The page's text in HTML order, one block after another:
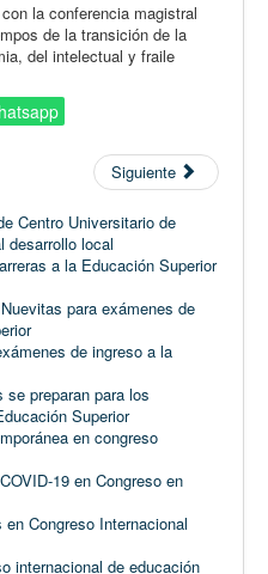
la conferencia magistral
de la transición de la
del intelectual y fraile
Siguiente
Centro Universitario de
desarrollo local
a la Educación Superior
para exámenes de
de ingreso a la
preparan para los
Superior
en congreso
19 en Congreso en
Congreso Internacional
internacional de educación